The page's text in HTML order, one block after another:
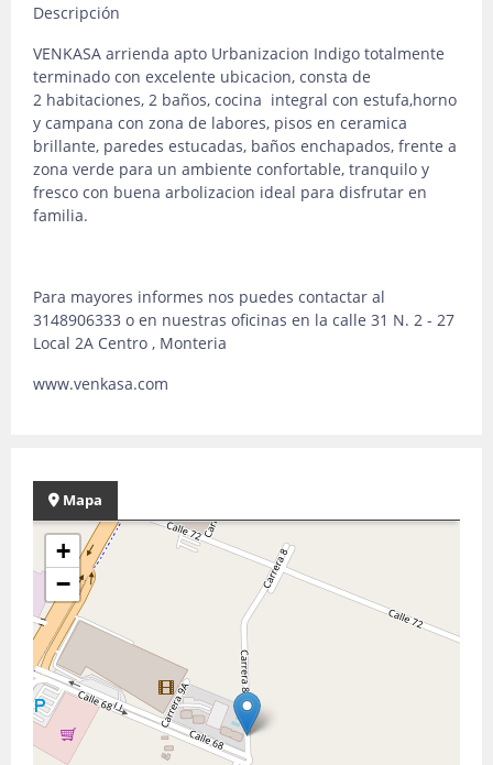
Descripción
VENKASA arrienda apto Urbanizacion Indigo totalmente
terminado con excelente ubicacion, consta de
2 habitaciones, 2 baños, cocina integral con estufa,horno
y campana con zona de labores, pisos en ceramica
brillante, paredes estucadas, baños enchapados, frente a
zona verde para un ambiente confortable, tranquilo y
fresco con buena arbolizacion ideal para disfrutar en
familia.
Para mayores informes nos puedes contactar al
3148906333 o en nuestras oficinas en la calle 31 N. 2 - 27
Local 2A Centro , Monteria
www.venkasa.com
Mapa
+
−